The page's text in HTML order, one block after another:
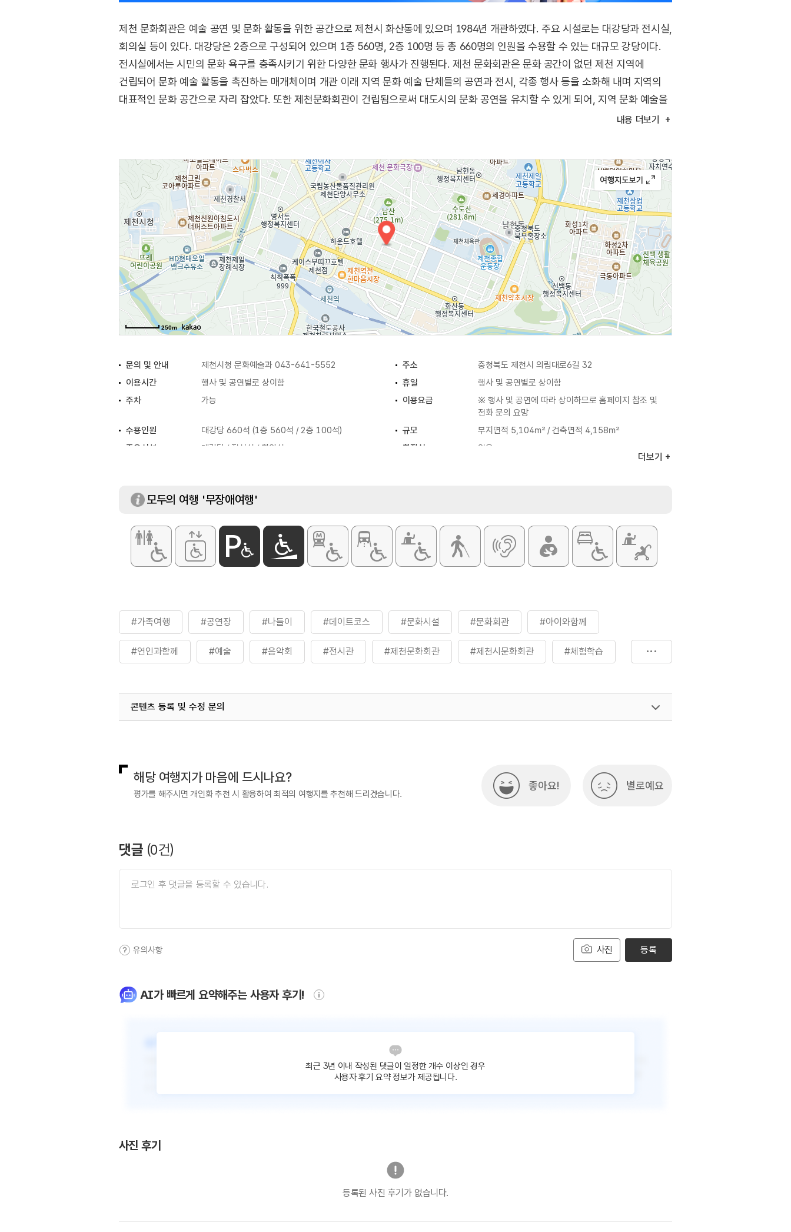
제천 문화회관은 예술 공연 및 문화 활동을 위한 공간으로 제천시 화산동에 있으며 1984년 개관하였다. 주요 시설로는 대강당과 전시실,
회의실 등이 있다. 대강당은 2층으로 구성되어 있으며 1층 560명, 2층 100명 등 총 660명의 인원을 수용할 수 있는 대규모 강당이다.
전시실에서는 시민의 문화 욕구를 충족시키기 위한 다양한 문화 행사가 진행된다. 제천 문화회관은 문화 공간이 없던 제천 지역에
건립되어 문화 예술 활동을 촉진하는 매개체이며 개관 이래 지역 문화 예술 단체들의 공연과 전시, 각종 행사 등을 소화해 내며 지역의
대표적인 문화 공간으로 자리 잡았다. 또한 제천문화회관이 건립됨으로써 대도시의 문화 공연을 유치할 수 있게 되어, 지역 문화 예술을
한 단계 끌어올리는 데 일조하였다. 무엇보다 문화 예술인들이 땀 흘려 제작한 작품을 전시하는 공간으로 지역 문화 발전에 크게
내용 더보기
250m
문의 및 안내 제천시청 문화예술과 043-641-5552 주소
충청북도 제천시 의림대로6길 32
이용시간
행사 및 공연별로 상이함 휴일
행사 및 공연별로 상이함
주차
가능 이용요금
※ 행사 및 공연에 따라 상이하므로 홈페이지 참조 및
전화 문의 요망
수용인원
대강당 660석 (1층 560석 / 2층 100석) 규모
부지면적 5,104㎡ / 건축면적 4,158㎡
주요시설
대강당 / 전시실 / 회의실 화장실 있음
더보기
모두의 여행 '무장애여행'
#가족여행 #공연장 #나들이 #데이트코스 #문화시설 #문화회관 #아이와함께
#연인과함께 #예술 #음악회 #전시관 #제천문화회관 #제천시문화회관 #체험학습
콘텐츠 등록 및 수정 문의
해당 여행지가 마음에 드시나요?
평가를 해주시면 개인화 추천 시 활용하여 최적의 여행지를 추천해 드리겠습니다.
좋아요! 별로예요
댓글 (0건)
사진
유의사항 등록
AI가 빠르게 요약해주는 사용자 후기!
최근 3년 이내 작성된 댓글이 일정한 개수 이상인 경우
사용자 후기 요약 정보가 제공됩니다.
사진 후기
등록된 사진 후기가 없습니다.